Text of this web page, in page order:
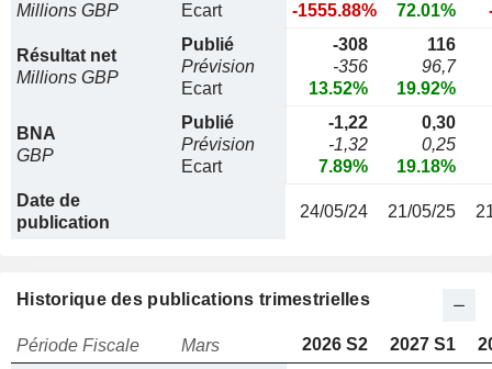
Millions GBP
Ecart
-1555.88%
72.01%
Résultat net
Millions GBP
Publié
Prévision
Ecart
-308
-356
13.52%
116
96,7
19.92%
BNA
GBP
Publié
Prévision
Ecart
-1,22
-1,32
7.89%
0,30
0,25
19.18%
Date de
publication
24/05/24 21/05/25
Historique des publications trimestrielles
Période Fiscale Mars 2026 S2 2027 S1